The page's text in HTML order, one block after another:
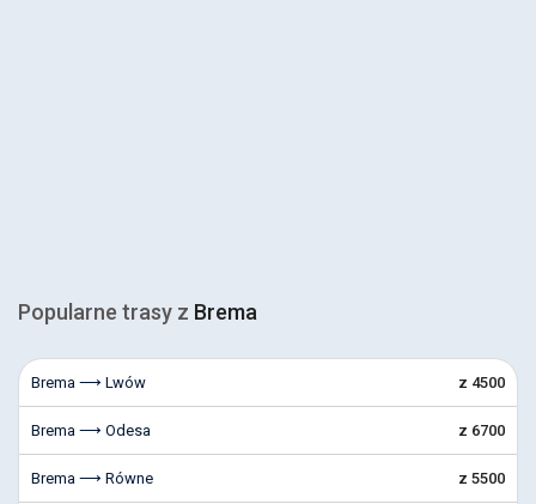
Popularne trasy z Brema
Brema ⟶ Lwów z 4500
Brema ⟶ Odesa z 6700
Brema ⟶ Równe z 5500